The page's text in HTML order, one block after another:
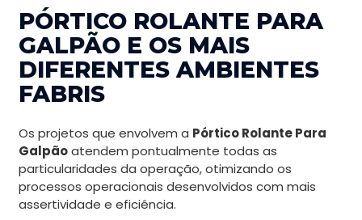
PÓRTICO ROLANTE PARA
GALPÃO E OS MAIS
DIFERENTES AMBIENTES
FABRIS
Os projetos que envolvem a Pórtico Rolante Para
Galpãoatendem pontualmente todas as
particularidades da operação, otimizando os
processos operacionais desenvolvidos com mais
assertividade e eficiência.